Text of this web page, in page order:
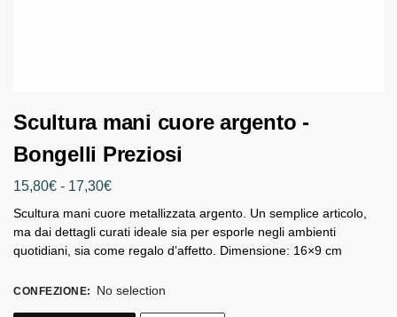
Scultura mani cuore argento -
Bongelli Preziosi
15,80€ - 17,30€
Scultura mani cuore metallizzata argento. Un semplice articolo,
ma dai dettagli curati ideale sia per esporle negli ambienti
quotidiani, sia come regalo d’affetto. Dimensione: 16×9 cm
CONFEZIONE: No selection